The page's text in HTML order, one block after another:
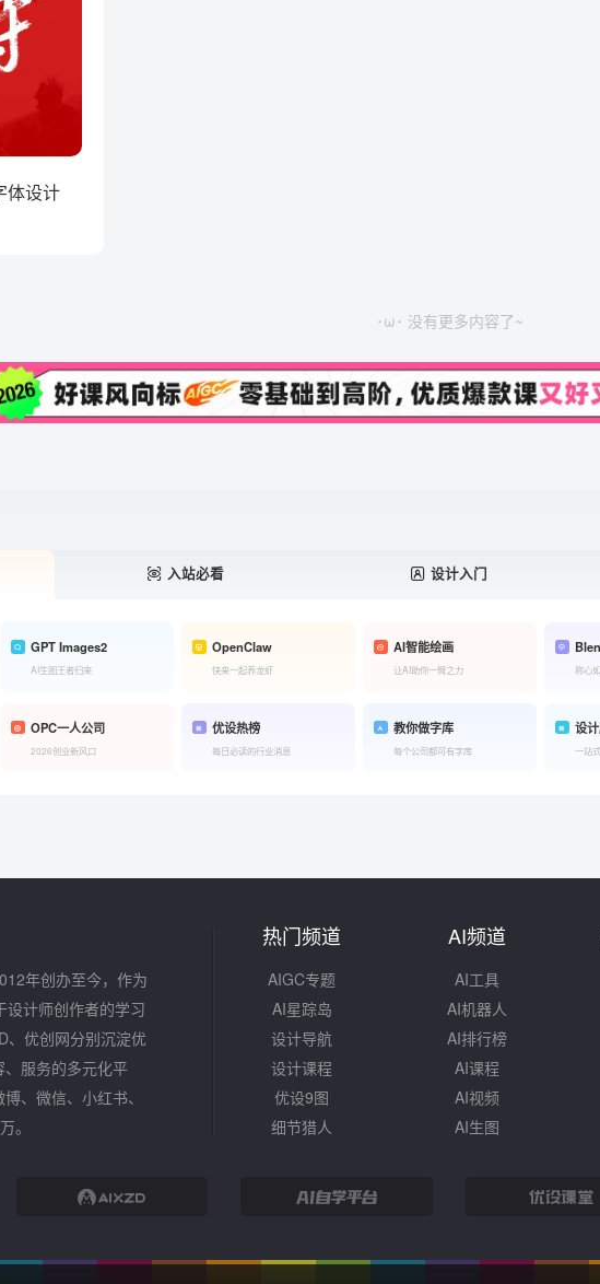
体设计
･ω･ 没有更多内容了~
入站必看 设计入门
GPT Images2
AI生图王者归来
OpenClaw
快来一起养龙虾
AI智能绘画
让AI助你一臂之力 称心
OPC一人公司
2026创业新风口
优设热榜
每日必读的行业消息
教你做字库
每个公司都可有字库
设
一站
年创办至今，作为
设计师创作者的学习
、优创网分别沉淀优
服务的多元化平
、微信、小红书、
。
热门频道
AIGC专题
AI星踪岛
设计导航
设计课程
优设9图
细节猎人
AI频道
AI工具
AI机器人
AI排行榜
AI课程
AI视频
AI生图